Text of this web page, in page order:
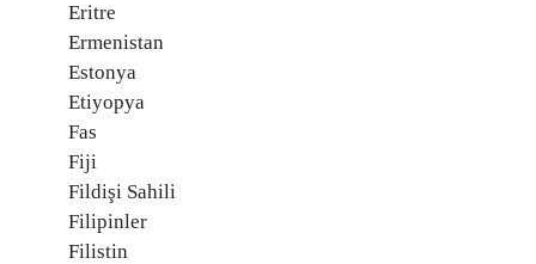
Eritre
Ermenistan
Estonya
Etiyopya
Fas
Fiji
Fildişi Sahili
Filipinler
Filistin